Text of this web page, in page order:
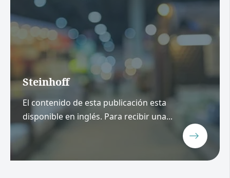
Steinhoff
El contenido de esta publicación esta
disponible en inglés. Para recibir una...